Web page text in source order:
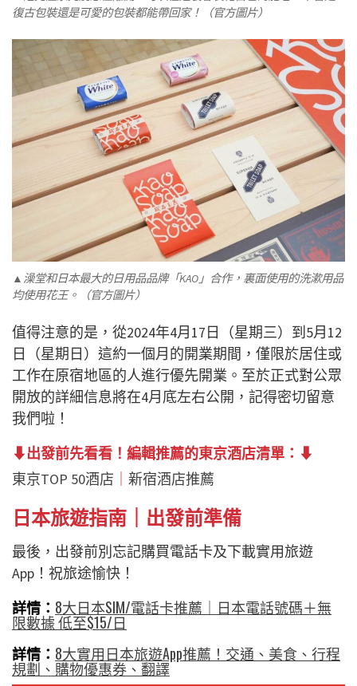
復古包裝還是可愛的包裝都能帶回家！（官方圖片）
▲澡堂和日本最大的日用品品牌「KAO」合作，裏面使用的洗漱用品
均使用花王。（官方圖片）
值得注意的是，從2024年4月17日（星期三）到5月12
日（星期日）這約一個月的開業期間，僅限於居住或
工作在原宿地區的人進行優先開業。至於正式對公眾
開放的詳細信息將在4月底左右公開，記得密切留意
我們啦！
⬇︎出發前先看看！編輯推薦的東京酒店清單：⬇︎
東京TOP 50酒店 新宿酒店推薦
日本旅遊指南｜出發前準備
最後，出發前別忘記購買電話卡及下載實用旅遊
App！祝旅途愉快！
詳情： 8大日本SIM/電話卡推薦｜日本電話號碼＋無
限數據 低至$15/日
詳情： 8大實用日本旅遊App推薦！交通、美食、行程
規劃、購物優惠券、翻譯